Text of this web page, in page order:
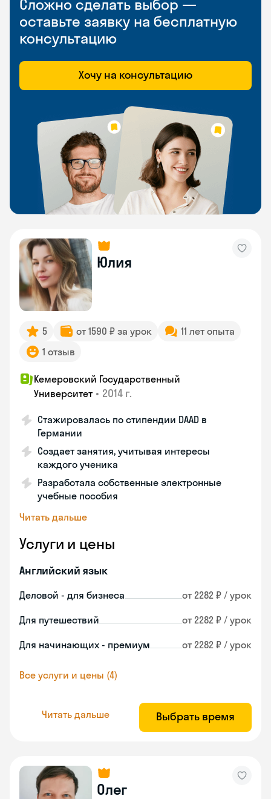
Сложно сделать выбор —
оставьте заявку на бесплатную
консультацию
Хочу на консультацию
Юлия
5 от 1590 ₽ за урок
11 лет опыта
1 отзыв
Кемеровский Государственный
Университет • 2014 г.
Стажировалась по стипендии DAAD в
Германии
Создает занятия, учитывая интересы
каждого ученика
Разработала собственные электронные
учебные пособия
Читать дальше
Услуги и цены
Английский язык
Деловой - для бизнеса от 2282 ₽ / урок
Для путешествий от 2282 ₽ / урок
Для начинающих - премиум от 2282 ₽ / урок
Все услуги и цены (4)
Читать дальше Выбрать время
Олег